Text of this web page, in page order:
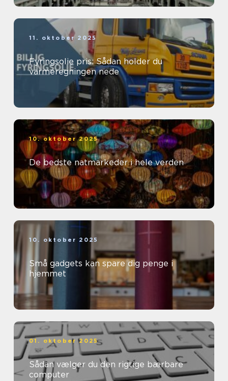
11. oktober 2025
Fyringsolie pris: Sådan holder du
varmeregningen nede
10. oktober 2025
De bedste natmarkeder i hele verden
10. oktober 2025
Små gadgets kan spare dig penge i
hjemmet
01. oktober 2025
Sådan vælger du den rigtige bærbare
computer